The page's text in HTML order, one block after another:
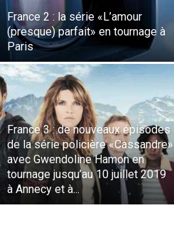
France 2 : la série «L’amour
(presque) parfait» en tournage à
Paris
France 3 : de nouveaux épisodes
de la série policière «Cassandre»
avec Gwendoline Hamon en
tournage jusqu’au 10 juillet 2019
à Annecy et à...